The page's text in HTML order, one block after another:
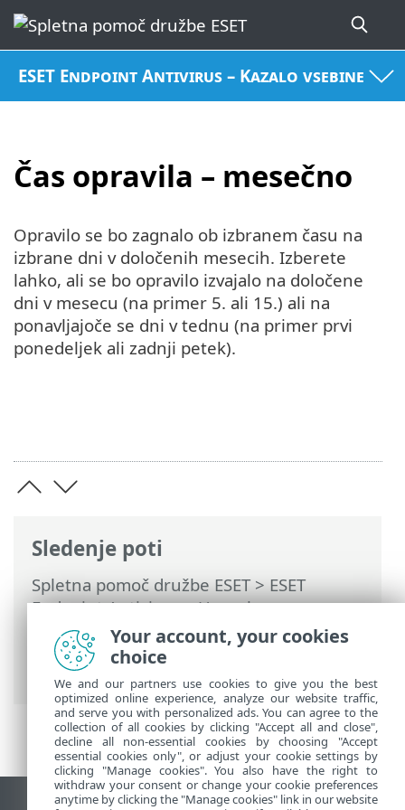
ESET Endpoint Antivirus – Kazalo vsebine
Čas opravila – mesečno
Sledenje poti
Spletna pomoč družbe ESET>ESET
Endpoint Antivirus>Uporaba programa
ESET Endpoint Antivirus>Orodja>
Razporejevalnik> Pogovorna okna –
razporejevalnik > Čas opravila – mesečno
Opravilo se bo zagnalo ob izbranem času na
izbrane dni v določenih mesecih. Izberete
lahko, ali se bo opravilo izvajalo na določene
dni v mesecu (na primer 5. ali 15.) ali na
ponavljajoče se dni v tednu (na primer prvi
ponedeljek ali zadnji petek).
Your account, your cookies
choice
We and our partners use cookies to give you the best
optimized online experience, analyze our website traffic,
and serve you with personalized ads. You can agree to the
collection of all cookies by clicking "Accept all and close",
decline all non-essential cookies by choosing "Accept
essential cookies only", or adjust your cookie settings by
clicking "Manage cookies". You also have the right to
withdraw your consent or change your cookie preferences
anytime by clicking the "Manage cookies" link in our website